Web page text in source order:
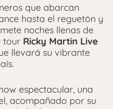
que abarcan
hasta el reguetón y
noches llenas de
tour Ricky Martin Live
llevará su vibrante
espectacular, una
acompañado por su